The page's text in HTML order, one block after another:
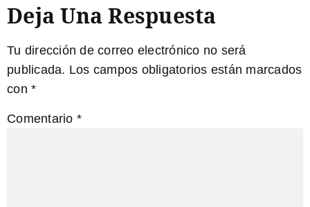
Deja Una Respuesta
Tu dirección de correo electrónico no será
publicada. Los campos obligatorios están marcados
con *
Comentario *